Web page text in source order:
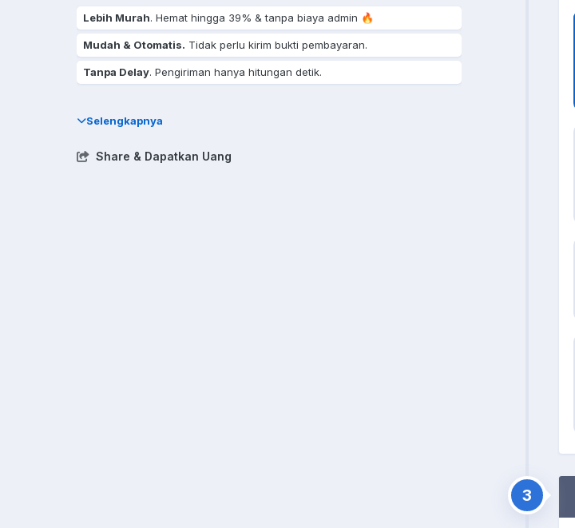
Lebih Murah. Hemat hingga 39% & tanpa biaya admin 🔥
Mudah & Otomatis. Tidak perlu kirim bukti pembayaran.
Tanpa Delay. Pengiriman hanya hitungan detik.
Selengkapnya
Share & Dapatkan Uang
3